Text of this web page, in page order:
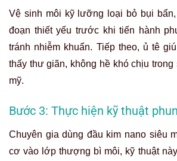
Vệ sinh môi kỹ lưỡng loại bỏ bụi
đoạn thiết yếu trước khi tiến hành
tránh nhiễm khuẩn. Tiếp theo, ủ tê
thấy thư giãn, không hề khó chịu trong
mỹ.
Bước 3: Thực hiện kỹ thuật
Chuyên gia dùng đầu kim nano siêu
cơ vào lớp thượng bì môi, kỹ thuật